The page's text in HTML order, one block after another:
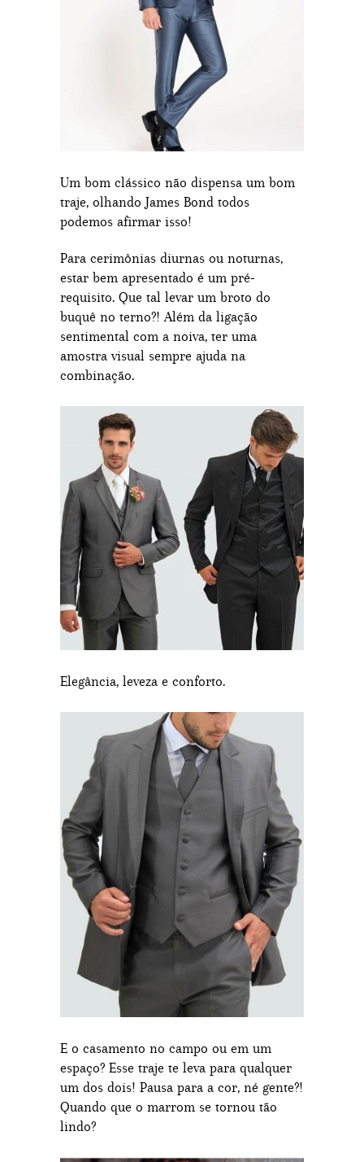
Um bom clássico não dispensa um bom
traje, olhando James Bond todos
podemos afirmar isso!
Para cerimônias diurnas ou noturnas,
estar bem apresentado é um pré-
requisito. Que tal levar um broto do
buquê no terno?! Além da ligação
sentimental com a noiva, ter uma
amostra visual sempre ajuda na
combinação.
Elegância, leveza e conforto.
E o casamento no campo ou em um
espaço? Esse traje te leva para qualquer
um dos dois! Pausa para a cor, né gente?!
Quando que o marrom se tornou tão
lindo?